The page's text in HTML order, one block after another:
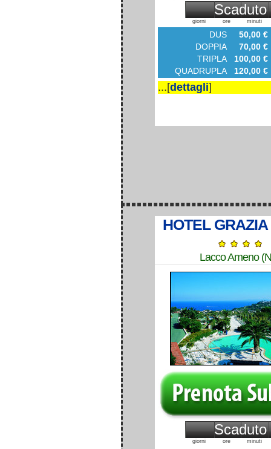
Scaduto
giorni ore minuti
DUS
50,00 €
DOPPIA
70,00 €
TRIPLA
100,00 €
QUADRUPLA
120,00 €
...[dettagli]
HOTEL
Lacco Ameno
Scaduto
giorni ore minuti